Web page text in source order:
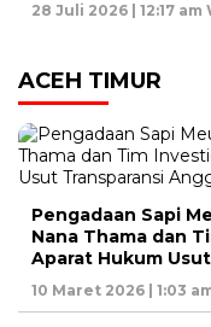
28 Juli 2026 | 12:17 am
ACEH TIMUR
Pengadaan Sapi
Nana Thama dan
Aparat Hukum
10 Maret 2026 | 1:03